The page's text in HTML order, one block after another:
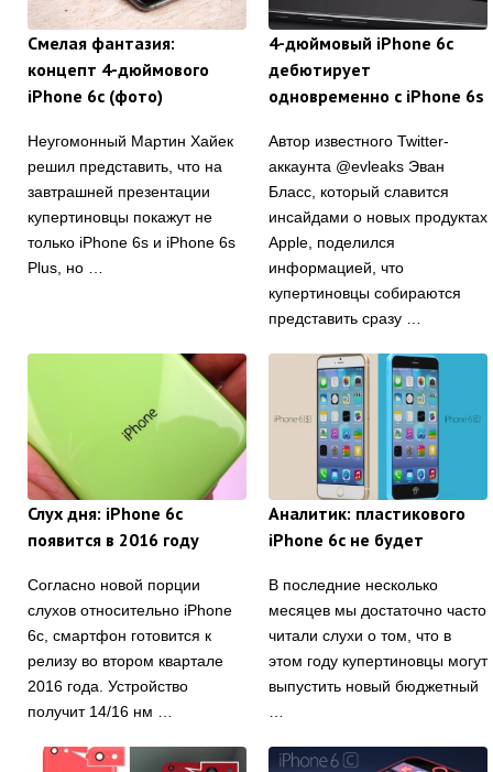
Смелая фантазия:
концепт 4-дюймового
iPhone 6c (фото)
Неугомонный Мартин Хайек
решил представить, что на
завтрашней презентации
купертиновцы покажут не
только iPhone 6s и iPhone 6s
Plus, но …
4-дюймовый iPhone 6c
дебютирует
одновременно с iPhone 6s
Автор известного Twitter-
аккаунта @evleaks Эван
Бласс, который славится
инсайдами о новых продуктах
Apple, поделился
информацией, что
купертиновцы собираются
представить сразу …
Слух дня: iPhone 6c
появится в 2016 году
Согласно новой порции
слухов относительно iPhone
6c, смартфон готовится к
релизу во втором квартале
2016 года. Устройство
получит 14/16 нм …
Аналитик: пластикового
iPhone 6c не будет
В последние несколько
месяцев мы достаточно часто
читали слухи о том, что в
этом году купертиновцы могут
выпустить новый бюджетный